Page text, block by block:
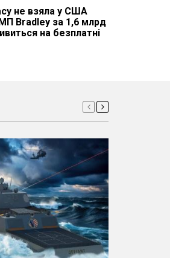
не взяла у США
Bradley за 1,6 млрд
на безплатні
хотіла купити
а тепер
JERNAS-M на базі
літака
вживані літаки
США Колумбія
KC-390 Millenium,
Gripen